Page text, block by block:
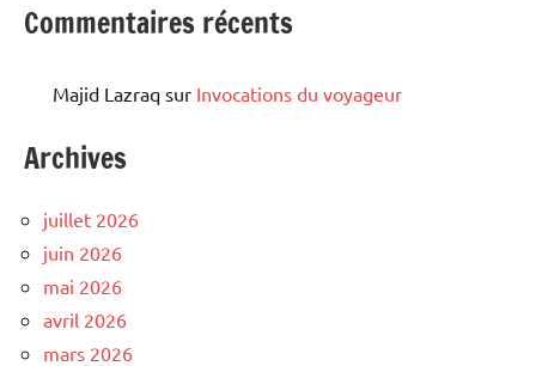
Commentaires récents
Majid Lazraq sur Invocations du voyageur
Archives
juillet 2026
juin 2026
mai 2026
avril 2026
mars 2026